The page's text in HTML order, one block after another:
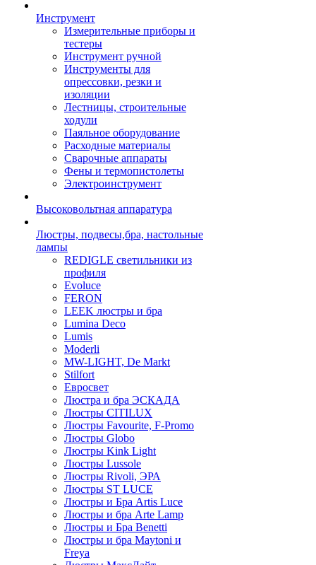
Инструмент
Измерительные приборы и
тестеры
Инструмент ручной
Инструменты для
опрессовки, резки и
изоляции
Лестницы, строительные
ходули
Паяльное оборудование
Расходные материалы
Сварочные аппараты
Фены и термопистолеты
Электроинструмент
Высоковольтная аппаратура
Люстры, подвесы,бра, настольные
лампы
REDIGLE светильники из
профиля
Evoluce
FERON
LEEK люстры и бра
Lumina Deco
Lumis
Moderli
MW-LIGHT, De Markt
Stilfort
Евросвет
Люстра и бра ЭСКАДА
Люстры CITILUX
Люстры Favourite, F-Promo
Люстры Globo
Люстры Kink Light
Люстры Lussole
Люстры Rivoli, ЭРА
Люстры ST LUCE
Люстры и Бра Artis Luce
Люстры и бра Arte Lamp
Люстры и Бра Benetti
Люстры и бра Maytoni и
Freya